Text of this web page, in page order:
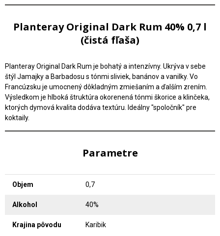
Planteray Original Dark Rum 40% 0,7 l
(čistá fľaša)
Planteray Original Dark Rum je bohatý a intenzívny. Ukrýva v sebe
štýl Jamajky a Barbadosu s tónmi sliviek, banánov a vanilky. Vo
Francúzsku je umocnený dôkladným zmiešaním a ďalším zrením.
Výsledkom je hlboká štruktúra okorenená tónmi škorice a klinčeka,
ktorých dymová kvalita dodáva textúru. Ideálny "spoločník" pre
koktaily.
Parametre
Objem 0,7
Alkohol 40%
Krajina pôvodu Karibik